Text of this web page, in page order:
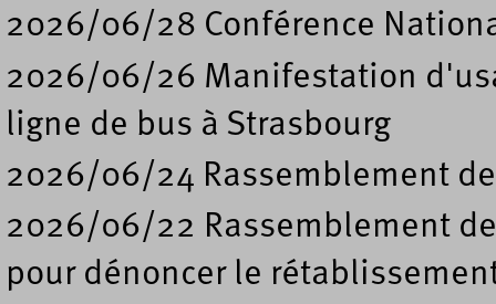
2026/06/28 Conférence
2026/06/26 Manifestation
ligne de bus à Strasbourg
2026/06/24 Rassemblement
2026/06/22 Rassemblement
pour dénoncer le